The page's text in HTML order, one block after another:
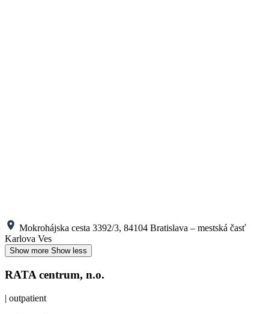
Mokrohájska cesta 3392/3, 84104 Bratislava – mestská časť
Karlova Ves
Show more Show less
RATA centrum, n.o.
| outpatient